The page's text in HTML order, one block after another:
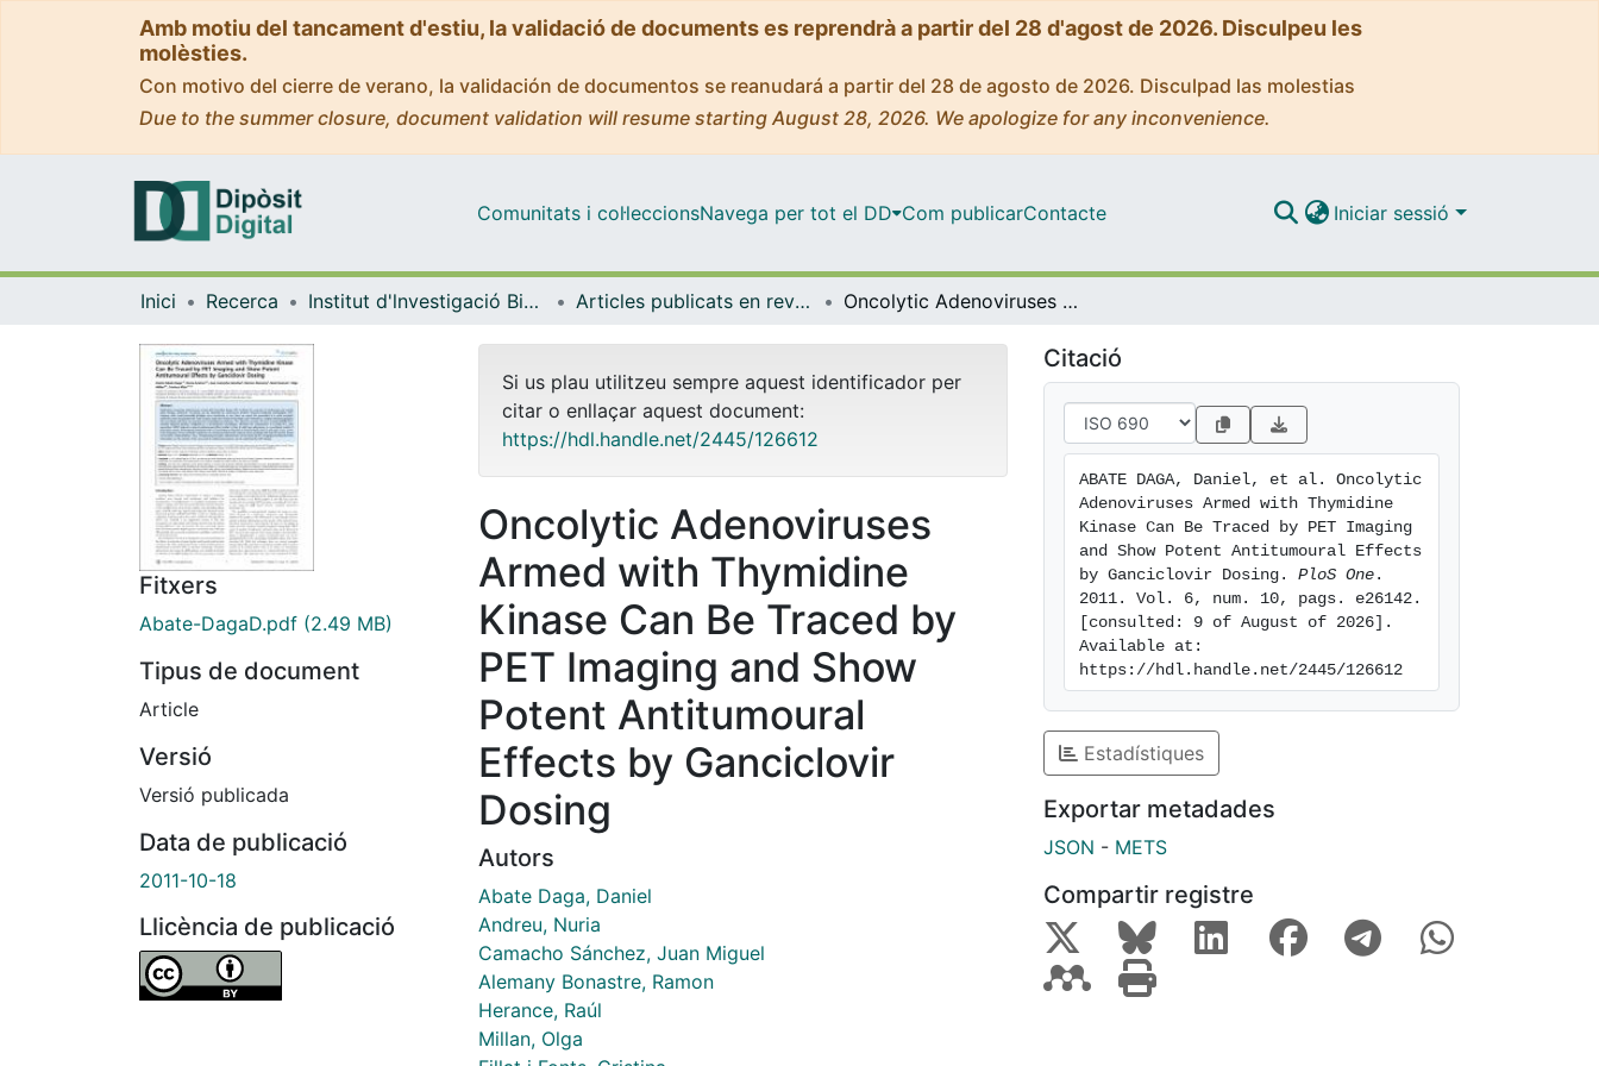
Amb motiu del tancament d'estiu, la validació de documents es reprendrà a partir del 28 d'agost de 2026. Disculpeu les
molèsties.
Con motivo del cierre de verano, la validación de documentos se reanudará a partir del 28 de agosto de 2026. Disculpad las molestias
Due to the summer closure, document validation will resume starting August 28, 2026. We apologize for any inconvenience.
Comunitats i col·leccionsNavega per tot el DD Com publicarContacte Iniciar sessió
Inici Recerca Institut d'lnvestigació Biomèdica de Bellvitge (IDIBELL) Articles publicats en revistes (Institut d'lnvestigació Biomèdica de Bellvitge (IDIBELL)) Oncolytic Adenoviruses Armed with Thymidine Kinase Can Be Traced by PET Imaging and Show Potent Antitumoural Effects by Ganciclovir Dosing
Fitxers
Abate-DagaD.pdf (2.49 MB)
Tipus de document
Article
Versió
Versió publicada
Data de publicació
2011-10-18
Llicència de publicació
Si us plau utilitzeu sempre aquest identificador per
citar o enllaçar aquest document:
https://hdl.handle.net/2445/126612
Oncolytic Adenoviruses
Armed with Thymidine
Kinase Can Be Traced by
PET Imaging and Show
Potent Antitumoural
Effects by Ganciclovir
Dosing
Autors
Abate Daga, Daniel
Andreu, Nuria
Camacho Sánchez, Juan Miguel
Alemany Bonastre, Ramon
Herance, Raúl
Millan, Olga
Citació
ABATE DAGA, Daniel, et al. Oncolytic
Adenoviruses Armed with Thymidine
Kinase Can Be Traced by PET Imaging
and Show Potent Antitumoural Effects
by Ganciclovir Dosing. PloS One .
2011. Vol. 6, num. 10, pags. e26142.
[consulted: 9 of August of 2026].
Available at:
https://hdl.handle.net/2445/126612
Estadístiques
Exportar metadades
JSON - METS
Compartir registre